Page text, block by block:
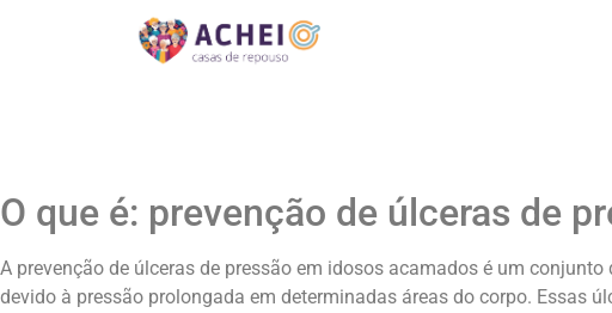
O que é: prevenção de úlceras de
A prevenção de úlceras de pressão em idosos acamados é um
devido à pressão prolongada em determinadas áreas do corpo. Essas